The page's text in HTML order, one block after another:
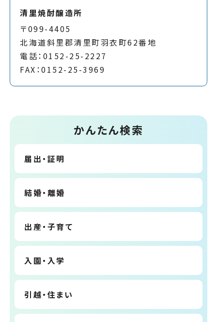
清里焼酎醸造所
〒099-4405
北海道斜里郡清里町羽衣町62番地
電話：0152-25-2227
FAX：0152-25-3969
かんたん検索
届出・証明
結婚・離婚
出産・子育て
入園・入学
引越・住まい